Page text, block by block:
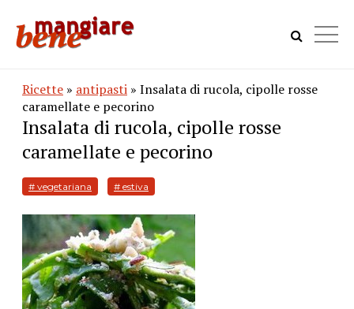
Ricette » antipasti » Insalata di rucola, cipolle rosse
caramellate e pecorino
Insalata di rucola, cipolle rosse
caramellate e pecorino
# vegetariana # estiva